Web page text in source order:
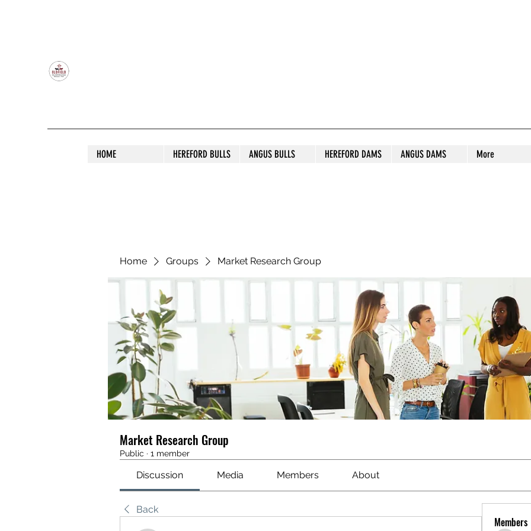
HOME HEREFORD BULLS ANGUS BULLS HEREFORD DAMS ANGUS DAMS More
Home Groups Market Research Group
Market Research Group
Public · 1 member
Discussion Media Members About
Back
Members